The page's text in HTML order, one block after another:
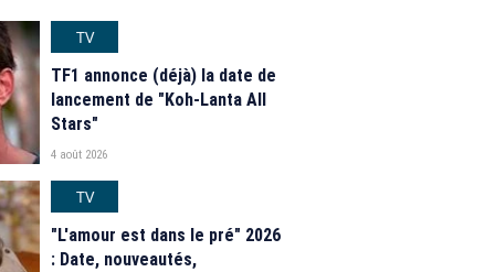
TV
TF1 annonce (déjà) la date de
lancement de "Koh-Lanta All
Stars"
4 août 2026
TV
"L'amour est dans le pré" 2026
: Date, nouveautés,